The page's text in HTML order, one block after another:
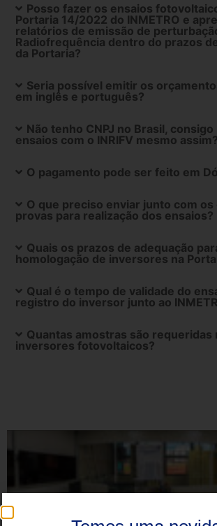
Posso fazer os ensaios
Portaria 14/2022 do INMETRO e
relatórios de emissão de
Radiofrequência dentro do prazos
da Portaria?
Seria possível emitir os
em inglês e português?
Não tenho CNPJ no Brasil,
ensaios com o INRIFV mesmo assim?
O pagamento pode ser feito em
O que preciso enviar junto com os
provas para realização dos ensaios?
Quais os prazos de adequação
homologação de inversores na
Qual é o tempo de validade do
registro do inversor junto ao
Quantas amostras são requeridas
inversores fotovoltaicos?